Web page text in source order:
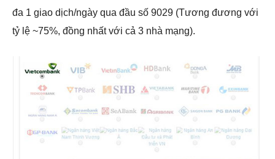
đa 1 giao dịch/ngày qua đầu số 9029 (Tương đương với
tỷ lệ ~75%, đồng nhất với cả 3 nhà mạng).